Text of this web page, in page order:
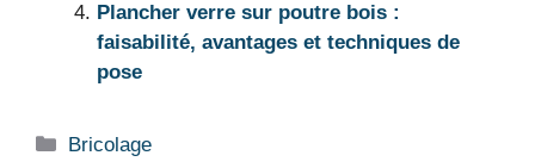
Plancher verre sur poutre bois :
faisabilité, avantages et techniques de
pose
Catégories
Bricolage